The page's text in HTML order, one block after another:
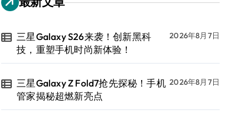
三星Galaxy S26来袭！创新黑科
技，重塑手机时尚新体验！
2026年8月7日
三星Galaxy Z Fold7抢先探秘！手机
管家揭秘超燃新亮点
2026年8月7日